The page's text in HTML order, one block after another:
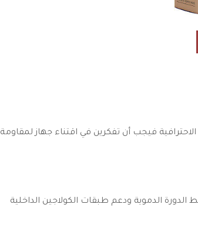
فيجب أن تفكرين في اقتناء جهاز لمقاومة
الدورة الدموية ودعم طبقات الكولاجين الداخلية